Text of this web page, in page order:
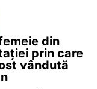
din
prin care
vândută